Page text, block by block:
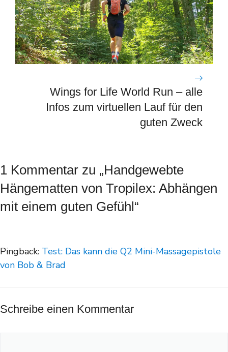
Wings for Life World Run – alle
Infos zum virtuellen Lauf für den
guten Zweck
1 Kommentar zu „Handgewebte
Hängematten von Tropilex: Abhängen
mit einem guten Gefühl“
Pingback: Test: Das kann die Q2 Mini-Massagepistole
von Bob & Brad
Schreibe einen Kommentar